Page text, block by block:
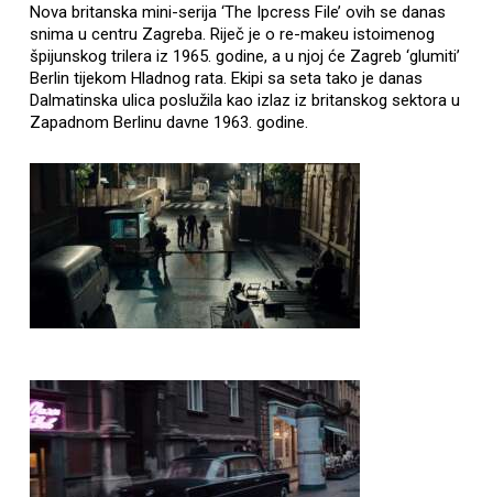
Nova britanska mini-serija ‘The Ipcress File’ ovih se danas
snima u centru Zagreba. Riječ je o re-makeu istoimenog
špijunskog trilera iz 1965. godine, a u njoj će Zagreb ‘glumiti’
Berlin tijekom Hladnog rata. Ekipi sa seta tako je danas
Dalmatinska ulica poslužila kao izlaz iz britanskog sektora u
Zapadnom Berlinu davne 1963. godine.